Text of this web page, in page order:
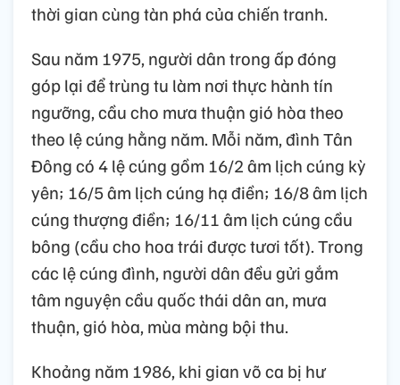
thời gian cùng tàn phá của chiến tranh.
Sau năm 1975, người dân trong ấp đóng
góp lại để trùng tu làm nơi thực hành tín
ngưỡng, cầu cho mưa thuận gió hòa theo
theo lệ cúng hằng năm. Mỗi năm, đình Tân
Đông có 4 lệ cúng gồm 16/2 âm lịch cúng kỳ
yên; 16/5 âm lịch cúng hạ điền; 16/8 âm lịch
cúng thượng điền; 16/11 âm lịch cúng cầu
bông (cầu cho hoa trái được tươi tốt). Trong
các lệ cúng đình, người dân đều gửi gắm
tâm nguyện cầu quốc thái dân an, mưa
thuận, gió hòa, mùa màng bội thu.
Khoảng năm 1986, khi gian võ ca bị hư